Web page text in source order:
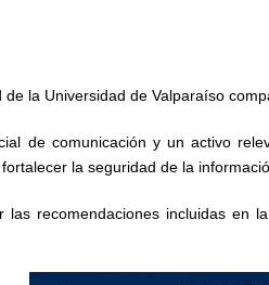
la Universidad de Valparaíso
de comunicación y un activo
la seguridad de la
recomendaciones incluidas